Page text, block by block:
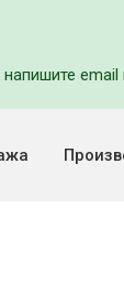
напишите email